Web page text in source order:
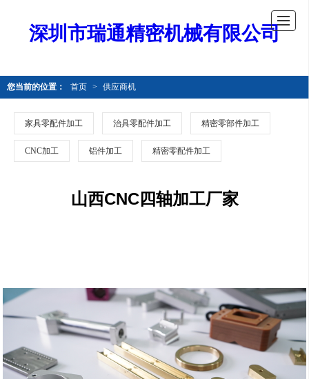
深圳市瑞通精密机械有限公司
您当前的位置： 首页 > 供应商机
家具零配件加工 治具零配件加工 精密零部件加工
CNC加工 铝件加工 精密零配件加工
山西CNC四轴加工厂家